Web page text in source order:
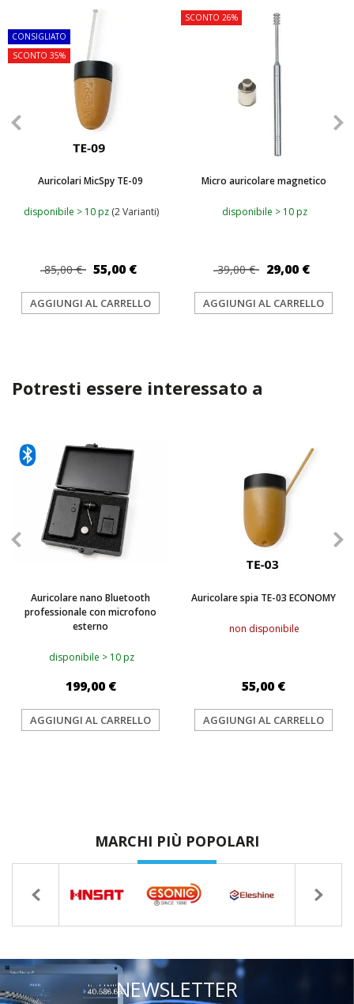
CONSIGLIATO
SCONTO 35%
Auricolari MicSpy TE-09
disponibile > 10 pz (2 Varianti)
85,00 € 55,00 €
AGGIUNGI AL CARRELLO
SCONTO 26%
Micro auricolare magnetico
disponibile > 10 pz
39,00 € 29,00 €
AGGIUNGI AL CARRELLO
Potresti essere interessato a
Auricolare nano Bluetooth
professionale con microfono
esterno
disponibile > 10 pz
199,00 €
AGGIUNGI AL CARRELLO
Auricolare spia TE-03 ECONOMY
non disponibile
55,00 €
AGGIUNGI AL CARRELLO
MARCHI PIÙ POPOLARI
NEWSLETTER